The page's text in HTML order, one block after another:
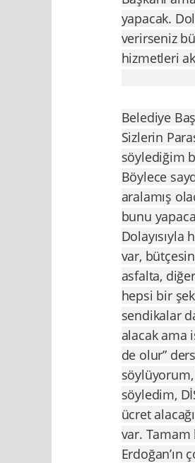
yapacak.
verirseniz
hizmetleri
Belediye
Sizlerin
söylediğim
Böylece
aralamış
bunu
var,
asfalta,
hepsi bir
sendikalar
alacak ama
de olur”
söyledim,
ücret
var. Tamam
Erdoğan’ın